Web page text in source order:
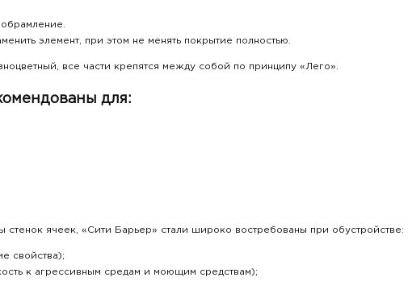
элемент, при этом не менять покрытие полностью.
все части крепятся между собой по принципу «Лего».
для:
ячеек, «Сити Барьер» стали широко востребованы при обустройстве:
свойства);
к агрессивным средам и моющим средствам);